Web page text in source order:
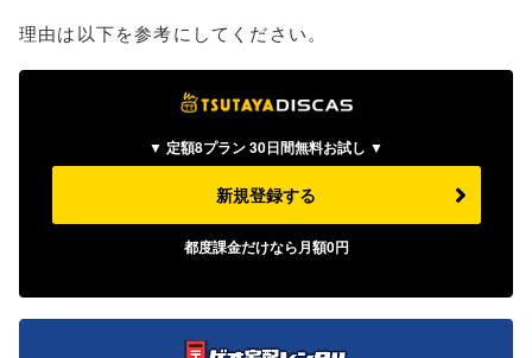
理由は以下を参考にしてください。
▼ 定額8プラン 30日間無料お試し ▼
新規登録する
都度課金だけなら月額0円